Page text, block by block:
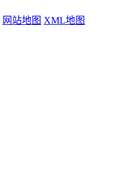
网站地图 XML地图